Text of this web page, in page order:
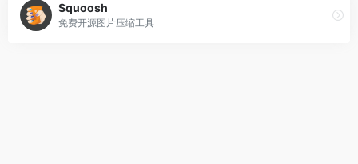
Squoosh
免费开源图片压缩工具